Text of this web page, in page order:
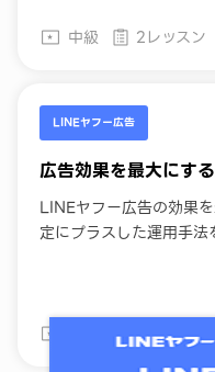
中級 2レッスン
LINEヤフー広告
広告効果を最大にす
LINEヤフー広告の効果
定にプラスした運用手法
11レッスン